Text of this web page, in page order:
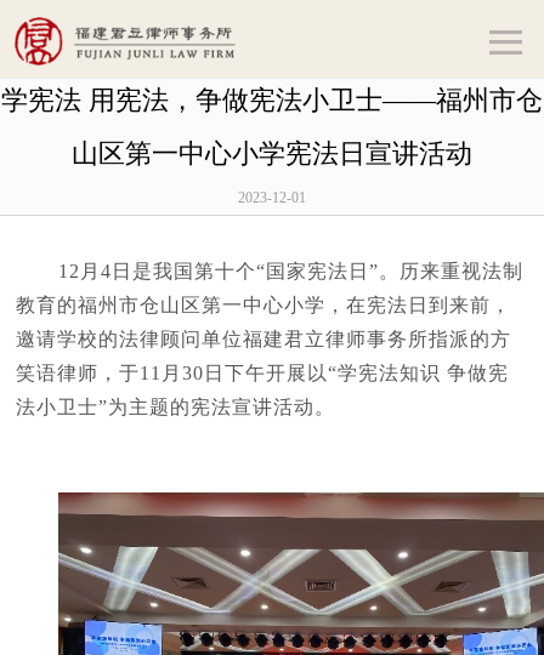
学宪法 用宪法，争做宪法小卫士——福州市仓
山区第一中心小学宪法日宣讲活动
2023-12-01
12月 4 日是我国第十个“国家宪法日”。历来重视法制
教育的福州市仓山区第一中心小学，在宪法日到来前，
邀请学校的法律顾问单位福建君立律师事务所指派的方
笑语律师，于11 月30 日下午开展以“学宪法知识 争做宪
法小卫士”为主题的宪法宣讲活动。